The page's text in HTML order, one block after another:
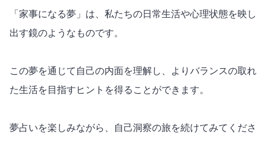
「家事になる夢」は、私たちの日常生活や心理状態を映し
出す鏡のようなものです。
この夢を通じて自己の内面を理解し、よりバランスの取れ
た生活を目指すヒントを得ることができます。
夢占いを楽しみながら、自己洞察の旅を続けてみてくださ